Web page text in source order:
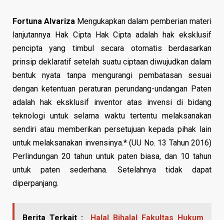
Fortuna Alvariza Mengukapkan dalam pemberian materi
lanjutannya Hak Cipta Hak Cipta adalah hak eksklusif
pencipta yang timbul secara otomatis berdasarkan
prinsip deklaratif setelah suatu ciptaan diwujudkan dalam
bentuk nyata tanpa mengurangi pembatasan sesuai
dengan ketentuan peraturan perundang-undangan Paten
adalah hak eksklusif inventor atas invensi di bidang
teknologi untuk selama waktu tertentu melaksanakan
sendiri atau memberikan persetujuan kepada pihak lain
untuk melaksanakan invensinya.* (UU No. 13 Tahun 2016)
Perlindungan 20 tahun untuk paten biasa, dan 10 tahun
untuk paten sederhana. Setelahnya tidak dapat
diperpanjang.
Berita Terkait : Halal Bihalal Fakultas Hukum